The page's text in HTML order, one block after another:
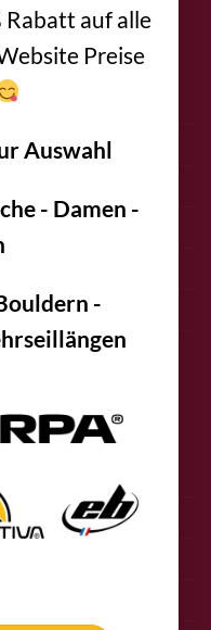
auf alle
Preise
Auswahl
- Damen -
-